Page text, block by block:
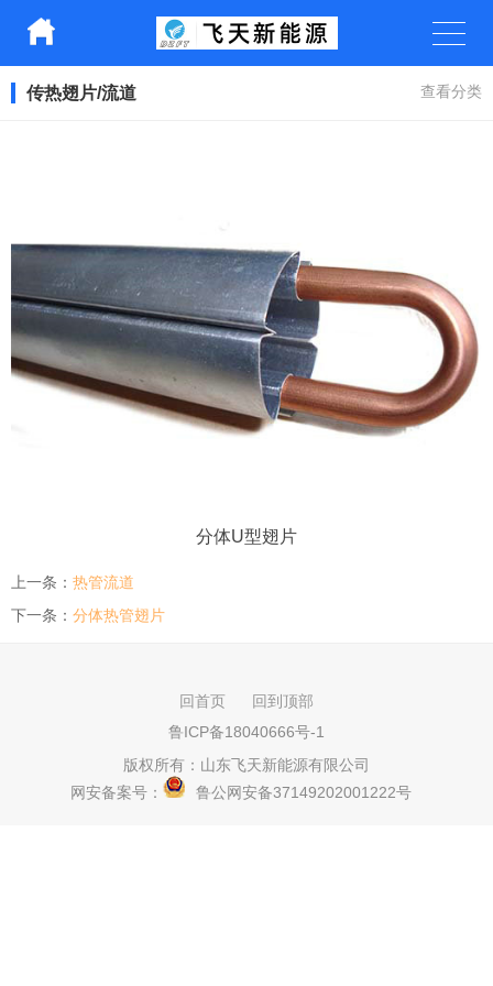
传热翅片/流道 查看分类
分体U型翅片
上一条： 热管流道
下一条： 分体热管翅片
回首页
回到顶部
鲁ICP备18040666号-1
版权所有： 山东飞天新能源有限公司
网安备案号：
鲁公网安备37149202001222号